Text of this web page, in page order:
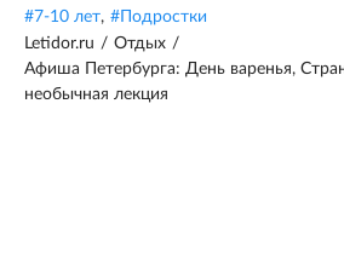
#7-10 лет, # Подростки
Letidor.ru / Отдых /
Афиша Петербурга: День варенья,
необычная лекция